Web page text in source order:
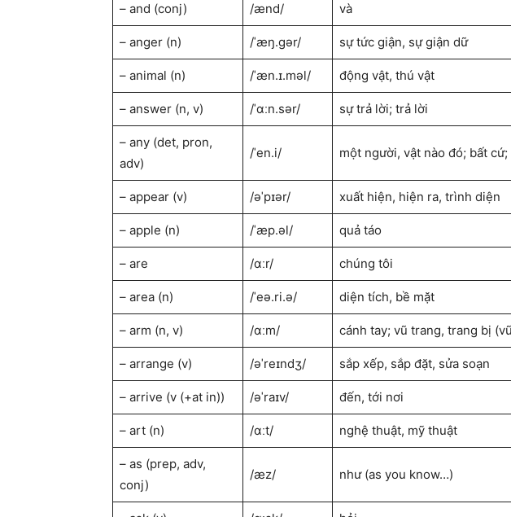
– and (conj) /ænd/ và
– anger (n) /ˈæŋ.ɡər/ sự tức giận, sự giận dữ
– animal (n) /ˈæn.ɪ.məl/ động vật, thú vật
– answer (n, v) /ˈɑːn.sər/ sự trả lời; trả lời
– any (det, pron,
adv)
/ˈen.i/ một người, vật nào đó; bất
– appear (v) /əˈpɪər/ xuất hiện, hiện ra, trình diện
– apple (n) /ˈæp.əl/ quả táo
– are /ɑːr/ chúng tôi
– area (n) /ˈeə.ri.ə/ diện tích, bề mặt
– arm (n, v) /ɑːm/ cánh tay; vũ trang, trang bị
– arrange (v) /əˈreɪndʒ/ sắp xếp, sắp đặt, sửa soạn
– arrive (v (+at in)) /əˈraɪv/ đến, tới nơi
– art (n) /ɑːt/ nghệ thuật, mỹ thuật
– as (prep, adv,
conj)
/æz/ như (as you know…)